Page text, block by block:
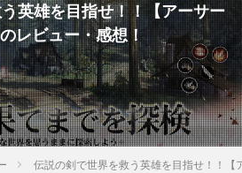
英雄を目指せ！！【アーサー
レビュー・感想！
伝説の剣で世界を救う英雄を目指せ！！